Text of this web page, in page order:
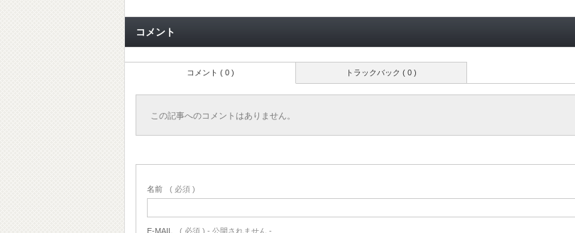
コメント
トラックバック ( 0 )
コメント ( 0 )
この記事へのコメントはありません。
名前 ( 必須 )
E-MAIL ( 必須 ) - 公開されません -